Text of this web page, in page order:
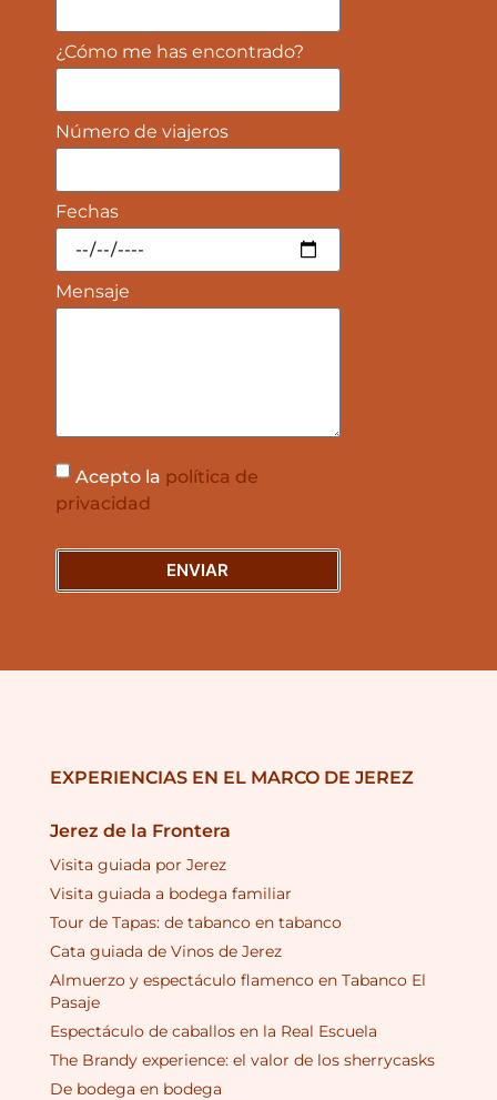
¿Cómo me has encontrado?
Número de viajeros
Fechas
Mensaje
Acepto la política de
privacidad
ENVIAR
EXPERIENCIAS EN EL MARCO DE JEREZ
Jerez de la Frontera
Visita guiada por Jerez
Visita guiada a bodega familiar
Tour de Tapas: de tabanco en tabanco
Cata guiada de Vinos de Jerez
Almuerzo y espectáculo flamenco en Tabanco El
Pasaje
Espectáculo de caballos en la Real Escuela
The Brandy experience: el valor de los sherrycasks
De bodega en bodega